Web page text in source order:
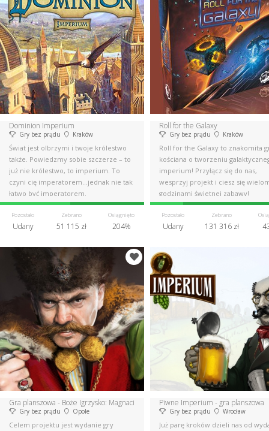
Dominion Imperium
Gry bez prądu Kraków
Świat jest olbrzymi i twoje królestwo
także. Powiedzmy sobie szczerze – to
już nie królestwo, to imperium. To
czyni cię imperatorem...jednak nie tak
łatwo być imperatorem.
Pozostało
Udany
Zebrano
51 115 zł
Osiągnięto
204%
Roll for the Galaxy
Gry bez prądu Kraków
Roll for the Galaxy to znakomita
kościana o tworzeniu
imperium! Przyłącz się do nas,
wesprzyj projekt i ciesz się
godzinami świetnej zabawy!
Pozostało
Udany
Zebrano
131 316 zł
Gra planszowa - Boże Igrzysko: Magnaci
Gry bez prądu Opole
Celem projektu jest wydanie gry
Piwne Imperium - gra planszowa
Gry bez prądu Wrocław
Już parę kroków dzieli nas od